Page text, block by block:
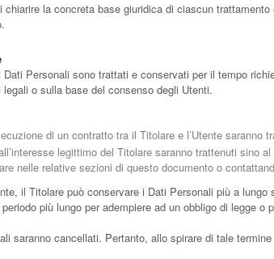
la concreta base giuridica di ciascun
Personali sono trattati e conservati per il tempo
o sulla base del consenso degli Utenti.
di un contratto tra il Titolare e l’Utente
legittimo del Titolare saranno trattenuti sino
nelle relative sezioni di questo documento o
il Titolare può conservare i Dati Personali più a
più lungo per adempiere ad un obbligo di legge o
saranno cancellati. Pertanto, allo spirare di tale